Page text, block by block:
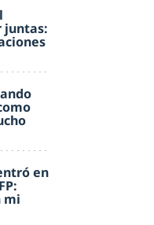
juntas:
en
mi